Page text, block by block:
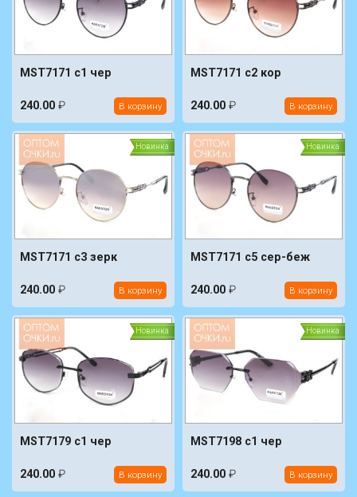
MST7171 c1 чер
240.00 ₽ В корзину
MST7171 c2 кор
240.00 ₽ В корзину
Новинка
MST7171 c3 зерк
240.00 ₽ В корзину
Новинка
MST7171 c5 сер-беж
240.00 ₽ В корзину
Новинка
MST7179 c1 чер
240.00 ₽ В корзину
Новинка
MST7198 c1 чер
240.00 ₽ В корзину